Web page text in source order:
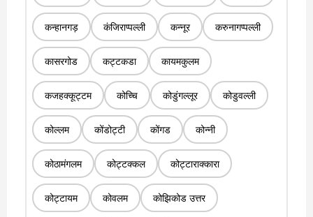
कन्हानगड़ कंजिराप्पल्ली कन्नूर करुनागप्पल्ली
कासरगोड कट्टकडा कायमकुलम
कजहक्कूट्टम कोच्चि कोडुंगल्लूर कोडुवल्ली
कोल्लम कोंडोट्टी कोंगड कोन्नी
कोठामंगलम कोट्टक्कल कोट्टाराक्कारा
कोट्टायम कोवलम कोझिकोड उत्तर